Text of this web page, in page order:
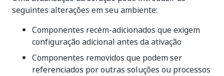
seguintes alterações em seu ambiente:
Componentes recém-adicionados que exigem
configuração adicional antes da ativação
Componentes removidos que podem ser
referenciados por outras soluções ou processos